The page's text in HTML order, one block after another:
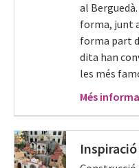
al
forma, junt
forma part
dita han
les més
Més